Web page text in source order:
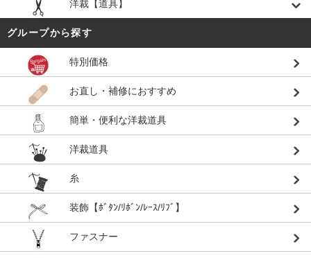
洋裁【道具】
グループから探す
特別価格
お直し・補修におすすめ
簡単・便利な洋裁道具
洋裁道具
糸
装飾【ﾎﾞﾀﾝ/ﾘﾎﾞﾝ/ﾚｰｽ/ﾘﾌﾞ】
ファスナー